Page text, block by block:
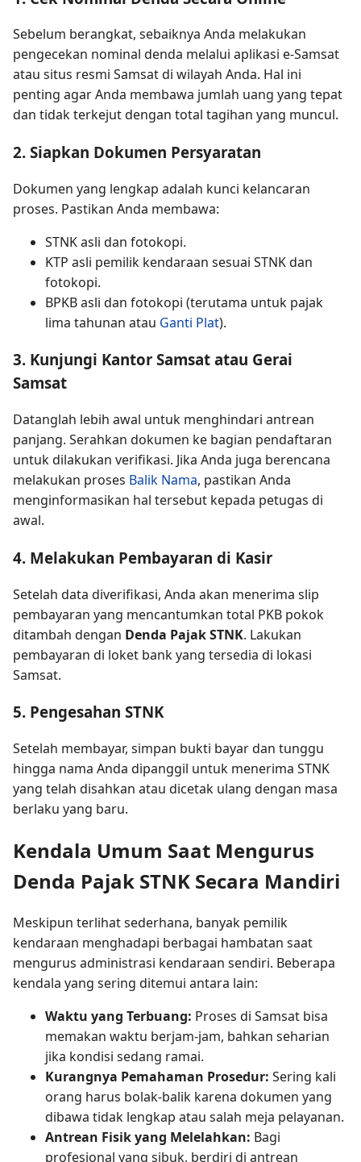
Sebelum berangkat, sebaiknya Anda melakukan
pengecekan nominal denda melalui aplikasi e-Samsat
atau situs resmi Samsat di wilayah Anda. Hal ini
penting agar Anda membawa jumlah uang yang tepat
dan tidak terkejut dengan total tagihan yang muncul.
2. Siapkan Dokumen Persyaratan
Dokumen yang lengkap adalah kunci kelancaran
proses. Pastikan Anda membawa:
STNK asli dan fotokopi.
KTP asli pemilik kendaraan sesuai STNK dan
fotokopi.
BPKB asli dan fotokopi (terutama untuk pajak
lima tahunan atau Ganti Plat).
3. Kunjungi Kantor Samsat atau Gerai
Samsat
Datanglah lebih awal untuk menghindari antrean
panjang. Serahkan dokumen ke bagian pendaftaran
untuk dilakukan verifikasi. Jika Anda juga berencana
melakukan proses Balik Nama, pastikan Anda
menginformasikan hal tersebut kepada petugas di
awal.
4. Melakukan Pembayaran di Kasir
Setelah data diverifikasi, Anda akan menerima slip
pembayaran yang mencantumkan total PKB pokok
ditambah dengan Denda Pajak STNK. Lakukan
pembayaran di loket bank yang tersedia di lokasi
Samsat.
5. Pengesahan STNK
Setelah membayar, simpan bukti bayar dan tunggu
hingga nama Anda dipanggil untuk menerima STNK
yang telah disahkan atau dicetak ulang dengan masa
berlaku yang baru.
Kendala Umum Saat Mengurus
Denda Pajak STNK Secara Mandiri
Meskipun terlihat sederhana, banyak pemilik
kendaraan menghadapi berbagai hambatan saat
mengurus administrasi kendaraan sendiri. Beberapa
kendala yang sering ditemui antara lain:
Waktu yang Terbuang: Proses di Samsat bisa
memakan waktu berjam-jam, bahkan seharian
jika kondisi sedang ramai.
Kurangnya Pemahaman Prosedur: Sering kali
orang harus bolak-balik karena dokumen yang
dibawa tidak lengkap atau salah meja pelayanan.
Antrean Fisik yang Melelahkan: Bagi
profesional yang sibuk, berdiri di antrean